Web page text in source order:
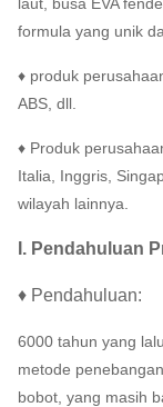
formula yang unik
♦ produk
ABS, dll.
♦ Produk
Italia, Inggris,
wilayah lainnya.
I. Pendahuluan
♦ Pendahuluan:
6000 tahun yang
metode
bobot, yang masih